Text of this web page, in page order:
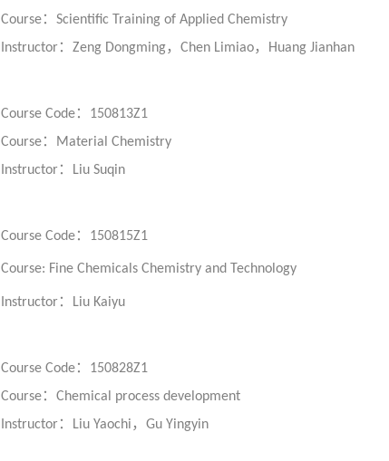
Course： Scientific Training of Applied Chemistry
Instructor： Zeng Dongming， Chen Limiao， Huang Jianhan
Course Code：
150813Z1
Course：
Material Chemistry
Instructor： Liu Suqin
Course Code： 150815Z1
Course: Fine Chemicals Chemistry and Technology
Instructor： Liu Kaiyu
Course Code：
150828Z1
Course： Chemical process development
Instructor： Liu Yaochi ， Gu Yingyin